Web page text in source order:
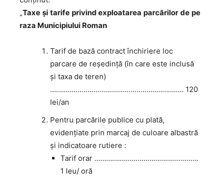
„Taxe și tarife privind exploatarea parcărilor de pe
raza Municipiului Roman
Tarif de bază contract închiriere loc
parcare de reședință (în care este inclusă
și taxa de teren)
………………………………………………………….. 120
lei/an
Pentru parcările publice cu plată,
evidenţiate prin marcaj de culoare albastră
și indicatoare rutiere :
Tarif orar …………………………………….……….
1 leu/ oră